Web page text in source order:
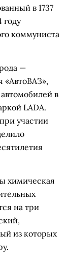
в 1737
году
коммуниста
—
«АвтоВАЗ»,
в
LADA.
участии
химическая
на три
из которых